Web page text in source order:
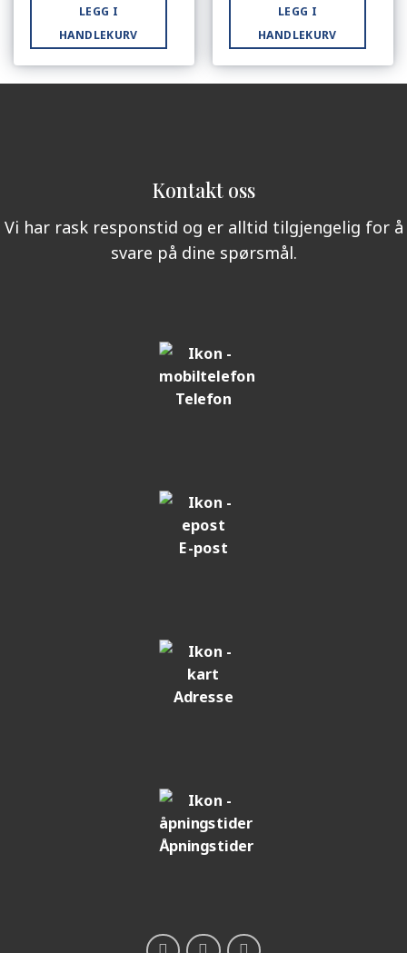
LEGG I
HANDLEKURV
LEGG I
HANDLEKURV
Kontakt oss
Vi har rask responstid og er alltid tilgjengelig for å
svare på dine spørsmål.
Telefon
E-post
Adresse
Åpningstider